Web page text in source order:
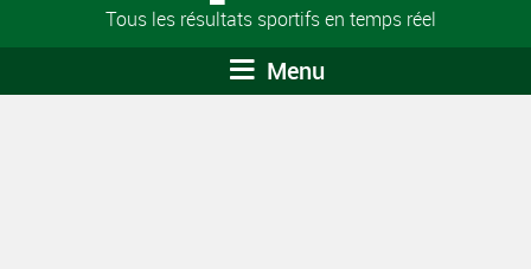
Tous les résultats sportifs en temps réel
Menu